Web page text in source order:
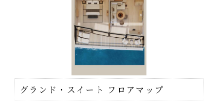
グランド・スイート フロアマップ